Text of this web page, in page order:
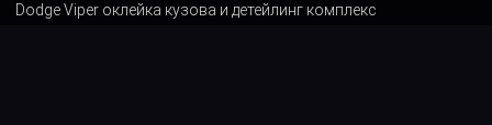
Dodge Viper оклейка кузова и детейлинг комплекс